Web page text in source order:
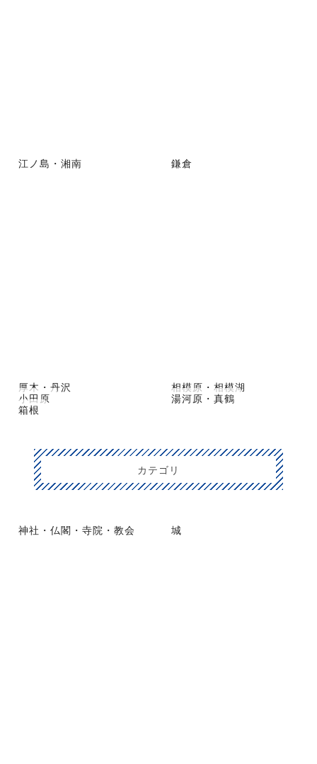
江ノ島・湘南 鎌倉
厚木・丹沢
相模原・相模湖
小田原
湯河原・真鶴
箱根
カテゴリ
神社・仏閣・寺院・教会 城